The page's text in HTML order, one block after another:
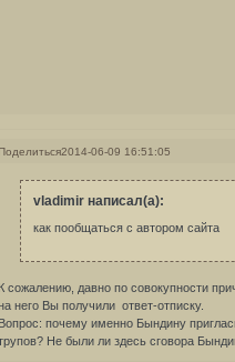
Поделиться2014-06-09 16:51:05
vladimir написал(а):
как пообщаться с автором сайта
К сожалению, давно по совокупности
него Вы получили ответ-отписку.
Вопрос: почему именно Бындину
Не были ли здесь сговора